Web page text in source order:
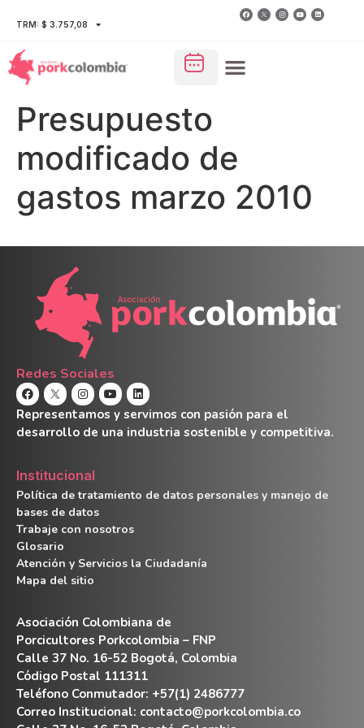
TRM: $ 3.757,08
Presupuesto
modificado de
gastos marzo 2010
Redes Sociales
Representamos y servimos con pasión para el
desarrollo de una industria sostenible y competitiva.
Institucional
Política de tratamiento de datos personales y manejo de
bases de datos
Trabaje con nosotros
Glosario
Atención y Servicios la Ciudadanía
Mapa del sitio
Asociación Colombiana de
Porcicultores Porkcolombia – FNP
Calle 37 No. 16-52 Bogotá, Colombia
Código Postal 111311
Teléfono Conmutador: +57(1) 2486777
Correo Institucional: contacto@porkcolombia.co